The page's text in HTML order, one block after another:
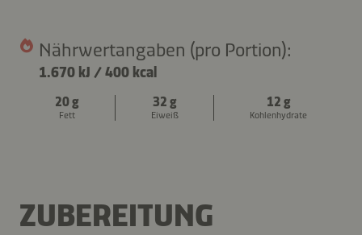
Nährwertangaben (pro Portion):
1.670 kJ /400 kcal
20 g
Fett
32 g
Eiweiß
12 g
Kohlenhydrate
ZUBEREITUNG